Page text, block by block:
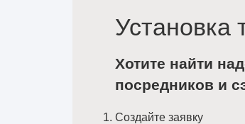
Установка
Хотите найти
посредников и
Создайте заявку